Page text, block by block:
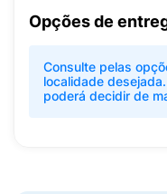
Opções de
Consulte pelas
localidade
poderá decidir de